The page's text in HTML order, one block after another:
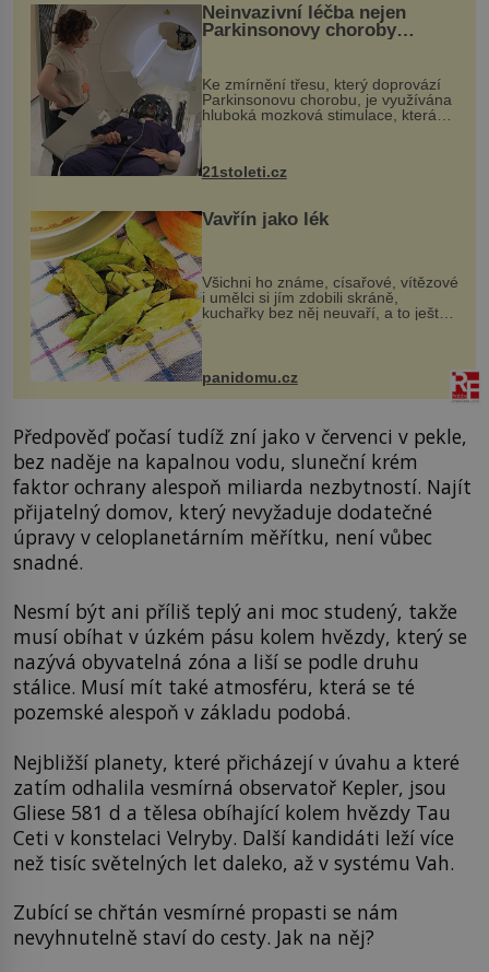
Neinvazivní léčba nejen
Parkinsonovy choroby
Ke zmírnění třesu, který doprovází
Parkinsonovu chorobu, je využívána
hluboká mozková stimulace, která
však vyžaduje vysoce invazivní
k dostatečně přesnému zacílení ...
21stoleti.cz
Vavřín jako lék
Všichni ho známe, císařové, vítězové
i umělci si jím zdobili skráně,
kuchařky bez něj neuvaří, a to ještě
nevíte, že bobkový list může výrazně
zmírnit některé naše neduhy.
Obsahuje v malém množství ně...
panidomu.cz
Předpověď počasí tudíž zní jako v červenci v pekle,
bez naděje na kapalnou vodu, sluneční krém
faktor ochrany alespoň miliarda nezbytností. Najít
přijatelný domov, který nevyžaduje dodatečné
úpravy v celoplanetárním měřítku, není vůbec
snadné.
Nesmí být ani příliš teplý ani moc studený, takže
musí obíhat v úzkém pásu kolem hvězdy, který se
nazývá obyvatelná zóna a liší se podle druhu
stálice. Musí mít také atmosféru, která se té
pozemské alespoň v základu podobá.
Nejbližší planety, které přicházejí v úvahu a které
zatím odhalila vesmírná observatoř Kepler, jsou
Gliese 581 d a tělesa obíhající kolem hvězdy Tau
Ceti v konstelaci Velryby. Další kandidáti leží více
než tisíc světelných let daleko, až v systému Vah.
Zubící se chřtán vesmírné propasti se nám
nevyhnutelně staví do cesty. Jak na něj?